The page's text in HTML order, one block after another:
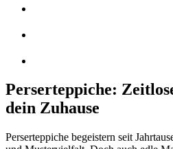
Perserteppiche:
dein Zuhause
Perserteppiche begeistern seit